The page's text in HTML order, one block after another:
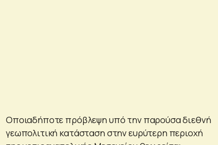
Οποιαδήποτε πρόβλεψη υπό την παρούσα διεθνή
γεωπολιτική κατάσταση στην ευρύτερη περιοχή